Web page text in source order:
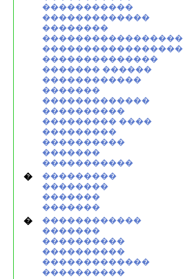
�����������
�������������
��������
�����������������
�����������������
��������������
������� ������
������������
�������
�������������
����������
��������� ����
���������
����������
�������
�����������
�
���������
��������
�������
�������
�
������������
�������
����������
����������
�������������
����������